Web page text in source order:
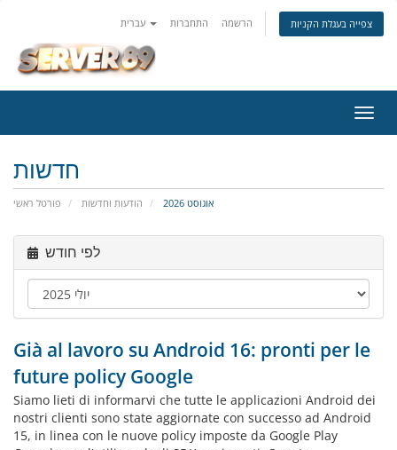
התחברות הרשמה צפייה בעגלת הקניות
ניווט
חדשות
פורטל ראשי הודעות וחדשות אוגוסט 2026
לפי חודש
Già al lavoro su Android 16: pronti per le
future policy Google
Siamo lieti di informarvi che tutte le applicazioni Android dei
nostri clienti sono state aggiornate con successo ad Android
15, in linea con le nuove policy imposte da Google Play